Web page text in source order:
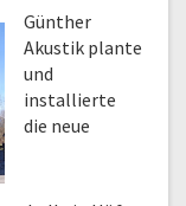
Günther
Akustik plante
und
installierte
die neue